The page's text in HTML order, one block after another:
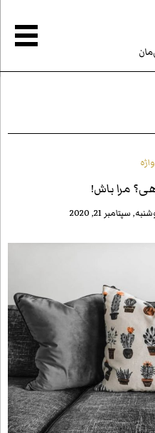
مرا باش!
سپتامبر 21, 2020